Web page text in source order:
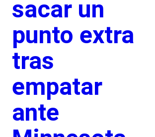
sacar un
punto extra
tras
empatar
ante